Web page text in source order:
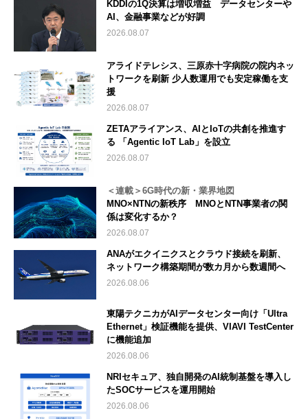
KDDIの1Q決算は増収増益 データセンターや
AI、金融事業などが好調
2026.08.07
アライドテレシス、三原赤十字病院の院内ネッ
トワークを刷新 少人数運用でも安定稼働を支
援
2026.08.07
ZETAアライアンス、AIとIoTの共創を推進す
る 「Agentic IoT Lab」を設立
2026.08.07
＜連載＞6G時代の新・業界地図
MNO×NTNの新秩序 MNOとNTN事業者の関
係は変化するか？
2026.08.07
ANAがエクイニクスとクラウド接続を刷新、
ネットワーク構築期間が数カ月から数週間へ
2026.08.06
東陽テクニカがAIデータセンター向け「Ultra
Ethernet」検証機能を提供、VIAVI TestCenter
に機能追加
2026.08.06
NRIセキュア、独自開発のAI統制基盤を導入し
たSOCサービスを運用開始
2026.08.06